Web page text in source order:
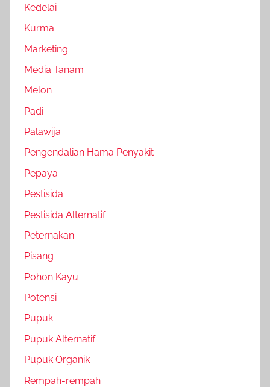
Kedelai
Kurma
Marketing
Media Tanam
Melon
Padi
Palawija
Pengendalian Hama Penyakit
Pepaya
Pestisida
Pestisida Alternatif
Peternakan
Pisang
Pohon Kayu
Potensi
Pupuk
Pupuk Alternatif
Pupuk Organik
Rempah-rempah